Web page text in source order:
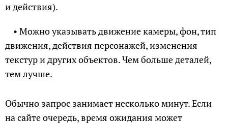
и действия).
• Можно указывать движение камеры, фон, тип
движения, действия персонажей, изменения
текстур и других объектов. Чем больше деталей,
тем лучше.
Обычно запрос занимает несколько минут. Если
на сайте очередь, время ожидания может